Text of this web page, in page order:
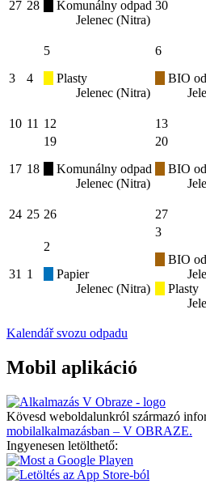
27 28
Komunálny odpad
Jelenec (Nitra)
30
3 4
5
Plasty
Jelenec (Nitra)
6
BIO
10 11 12 13
17 18
19
Komunálny odpad
Jelenec (Nitra)
20
BIO
24 25 26 27
31 1
2
Papier
Jelenec (Nitra)
3
BIO
Plasty
Kalendář svozu odpadu
Mobil aplikáció
Kövesd weboldalunkról származó
mobilalkalmazásban – V OBRAZE.
Ingyenesen letölthető: